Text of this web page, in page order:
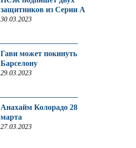
защитников из Серии A
30.03.2023
Гави может покинуть
Барселону
29.03.2023
Анахайм Колорадо 28
марта
27.03.2023